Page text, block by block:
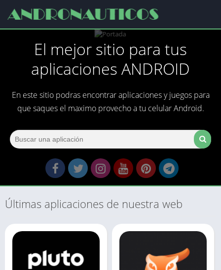
El mejor sitio para tus
aplicaciones ANDROID
En este sitio podras encontrar aplicaciones y juegos para
que saques el maximo provecho a tu celular Android.
Últimas aplicaciones de nuestra web